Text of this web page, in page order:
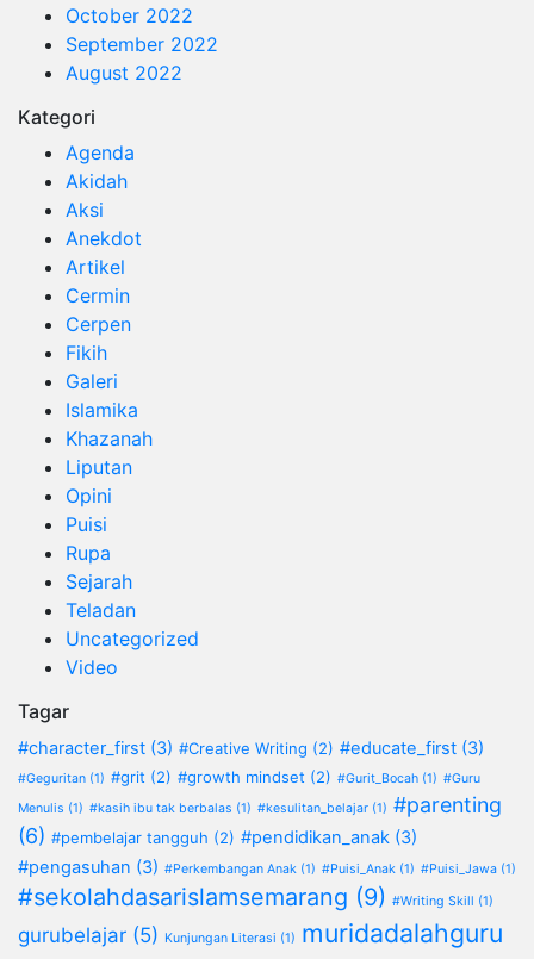
October 2022
September 2022
August 2022
Kategori
Agenda
Akidah
Aksi
Anekdot
Artikel
Cermin
Cerpen
Fikih
Galeri
Islamika
Khazanah
Liputan
Opini
Puisi
Rupa
Sejarah
Teladan
Uncategorized
Video
Tagar
#character_first (3) #Creative Writing (2) #educate_first (3)
#Geguritan (1) #grit (2) #growth mindset (2) #Gurit_Bocah (1) #Guru
Menulis (1) #kasih ibu tak berbalas (1) #kesulitan_belajar (1) #parenting
(6) #pembelajar tangguh (2) #pendidikan_anak (3)
#pengasuhan (3) #Perkembangan Anak (1) #Puisi_Anak (1) #Puisi_Jawa (1)
#sekolahdasarislamsemarang (9) #Writing Skill (1)
gurubelajar (5) Kunjungan Literasi (1) muridadalahguru